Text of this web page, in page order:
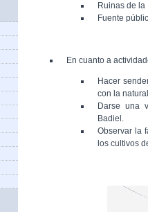
Ruinas de
Fuente
En cuanto a
Hacer
con la
Darse una
Badiel.
Observar la
los cultivos